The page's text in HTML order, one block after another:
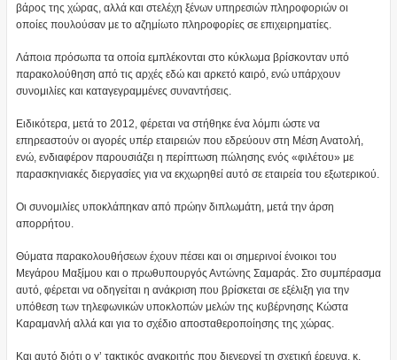
βάρος της χώρας, αλλά και στελέχη ξένων υπηρεσιών πληροφοριών οι
οποίες πουλούσαν με το αζημίωτο πληροφορίες σε επιχειρηματίες.
Λάποια πρόσωπα τα οποία εμπλέκονται στο κύκλωμα βρίσκονταν υπό
παρακολούθηση από τις αρχές εδώ και αρκετό καιρό, ενώ υπάρχουν
συνομιλίες και καταγεγραμμένες συναντήσεις.
Ειδικότερα, μετά το 2012, φέρεται να στήθηκε ένα λόμπι ώστε να
επηρεαστούν οι αγορές υπέρ εταιρειών που εδρεύουν στη Μέση Ανατολή,
ενώ, ενδιαφέρον παρουσιάζει η περίπτωση πώλησης ενός «φιλέτου» με
παρασκηνιακές διεργασίες για να εκχωρηθεί αυτό σε εταιρεία του εξωτερικού.
Οι συνομιλίες υποκλάπηκαν από πρώην διπλωμάτη, μετά την άρση
απορρήτου.
Θύματα παρακολουθήσεων έχουν πέσει και οι σημερινοί ένοικοι του
Μεγάρου Μαξίμου και ο πρωθυπουργός Αντώνης Σαμαράς. Στο συμπέρασμα
αυτό, φέρεται να οδηγείται η ανάκριση που βρίσκεται σε εξέλιξη για την
υπόθεση των τηλεφωνικών υποκλοπών μελών της κυβέρνησης Κώστα
Καραμανλή αλλά και για το σχέδιο αποσταθεροποίησης της χώρας.
Και αυτό διότι ο γ’ τακτικός ανακριτής που διενεργεί τη σχετική έρευνα, κ.